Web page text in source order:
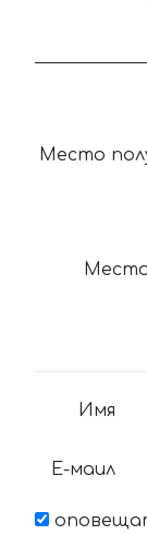
Место
Имя
Е-маил